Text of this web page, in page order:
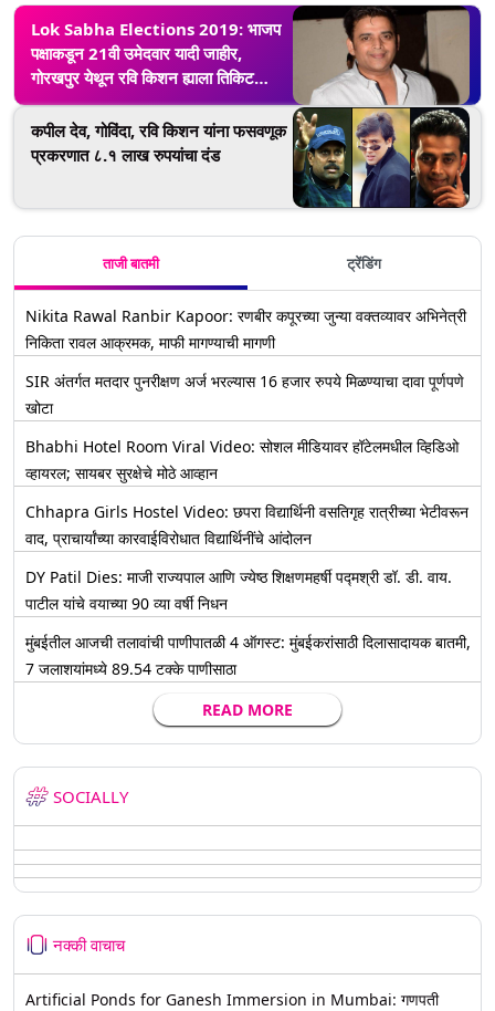
Lok Sabha Elections 2019: भाजप
पक्षाकडून 21वी उमेदवार यादी जाहीर,
गोरखपुर येथून रवि किशन ह्याला तिकिट
जाहीर
कपील देव, गोविंदा, रवि किशन यांना फसवणूक
प्रकरणात ८.१ लाख रुपयांचा दंड
ताजी बातमी ट्रेंडिंग
Nikita Rawal Ranbir Kapoor: रणबीर कपूरच्या जुन्या वक्तव्यावर अभिनेत्री
निकिता रावल आक्रमक, माफी मागण्याची मागणी
SIR अंतर्गत मतदार पुनरीक्षण अर्ज भरल्यास 16 हजार रुपये मिळण्याचा दावा पूर्णपणे
खोटा
Bhabhi Hotel Room Viral Video: सोशल मीडियावर हॉटेलमधील व्हिडिओ
व्हायरल; सायबर सुरक्षेचे मोठे आव्हान
Chhapra Girls Hostel Video: छपरा विद्यार्थिनी वसतिगृह रात्रीच्या भेटीवरून
वाद, प्राचार्यांच्या कारवाईविरोधात विद्यार्थिनींचे आंदोलन
DY Patil Dies: माजी राज्यपाल आणि ज्येष्ठ शिक्षणमहर्षी पद्मश्री डॉ. डी. वाय.
पाटील यांचे वयाच्या 90 व्या वर्षी निधन
मुंबईतील आजची तलावांची पाणीपातळी 4 ऑगस्ट: मुंबईकरांसाठी दिलासादायक बातमी,
7 जलाशयांमध्ये 89.54 टक्के पाणीसाठा
READ MORE
SOCIALLY
नक्की वाचाच
Artificial Ponds for Ganesh Immersion in Mumbai: गणपती